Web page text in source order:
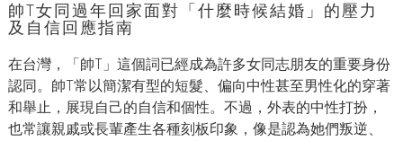
帥T女同過年回家面對「什麼時候結婚」的壓力
及自信回應指南
在台灣，「帥T」這個詞已經成為許多女同志朋友的重要身份
認同。帥T常以簡潔有型的短髮、偏向中性甚至男性化的穿著
和舉止，展現自己的自信和個性。不過，外表的中性打扮，
也常讓親戚或長輩產生各種刻板印象，像是認為她們叛逆、